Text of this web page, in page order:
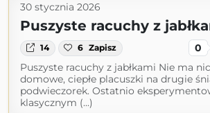
30 stycznia 2026
Puszyste racuchy z
14 6 Zapisz 0
Puszyste racuchy z jabłkami Nie ma
domowe, ciepłe placuszki na drugie
podwieczorek. Ostatnio
klasycznym (...)